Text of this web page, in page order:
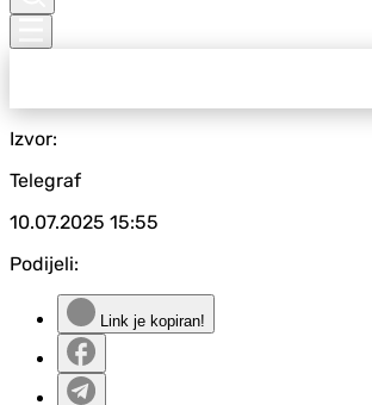
Izvor:
Telegraf
10.07.2025 15:55
Podijeli:
Link je kopiran!